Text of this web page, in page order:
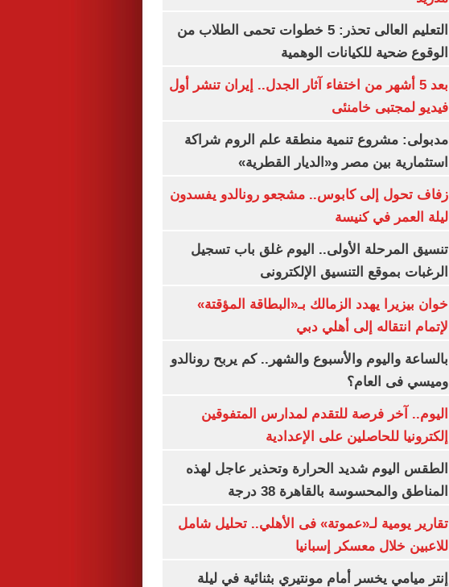
التعليم العالى تحذر: 5 خطوات تحمى الطلاب من
الوقوع ضحية للكيانات الوهمية
بعد 5 أشهر من اختفاء آثار الجدل.. إيران تنشر أول
فيديو لمجتبى خامنئى
مدبولى: مشروع تنمية منطقة علم الروم شراكة
استثمارية بين مصر و«الديار القطرية»
زفاف تحول إلى كابوس.. مشجعو رونالدو يفسدون
ليلة العمر في كنيسة
تنسيق المرحلة الأولى.. اليوم غلق باب تسجيل
الرغبات بموقع التنسيق الإلكترونى
خوان بيزيرا يهدد الزمالك بـ«البطاقة المؤقتة»
لإتمام انتقاله إلى أهلي دبي
بالساعة واليوم والأسبوع والشهر.. كم يربح رونالدو
وميسي فى العام؟
اليوم.. آخر فرصة للتقدم لمدارس المتفوقين
إلكترونيا للحاصلين على الإعدادية
الطقس اليوم شديد الحرارة وتحذير عاجل لهذه
المناطق والمحسوسة بالقاهرة 38 درجة
تقارير يومية لـ«عموتة» فى الأهلي.. تحليل شامل
للاعبين خلال معسكر إسبانيا
إنتر ميامي يخسر أمام مونتيري بثنائية في ليلة